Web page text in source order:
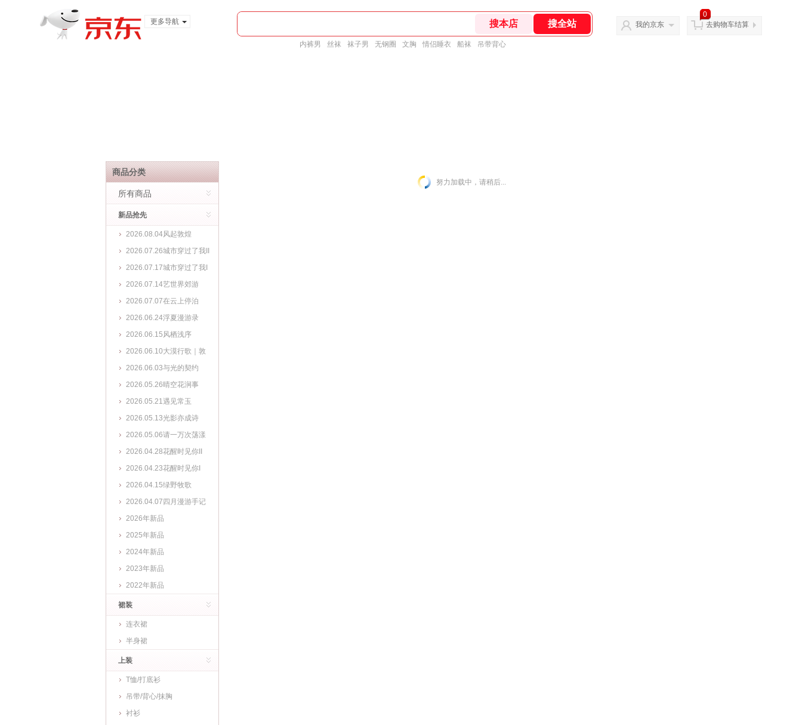
更多导航
内裤男 丝袜 袜子男 无钢圈 文胸 情侣睡衣 船袜 吊带背心
我的京东
0
去购物车结算
商品分类
所有商品
新品抢先
2026.08.04风起敦煌
2026.07.26城市穿过了我II
2026.07.17城市穿过了我I
2026.07.14艺世界郊游
2026.07.07在云上停泊
2026.06.24浮夏漫游录
2026.06.15风栖浅序
2026.06.10大漠行歌｜敦
煌艺术系列
2026.06.03与光的契约
2026.05.26晴空花涧事
2026.05.21遇见常玉
2026.05.13光影亦成诗
2026.05.06请一万次荡漾
2026.04.28花醒时见你II
2026.04.23花醒时见你I
2026.04.15绿野牧歌
2026.04.07四月漫游手记
2026年新品
2025年新品
2024年新品
2023年新品
2022年新品
裙装
连衣裙
半身裙
上装
T恤/打底衫
吊带/背心/抹胸
衬衫
努力加载中，请稍后...